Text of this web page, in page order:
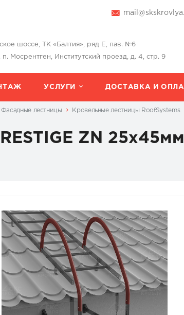
шоссе, ТК «Балтия», ряд Е, пав. №6
Мосрентген, Институтский проезд, д. 4, стр. 9
УСЛУГИ ДОСТАВКА И
Фасадные лестницы Кровельные лестницы RoofSystems
ZN